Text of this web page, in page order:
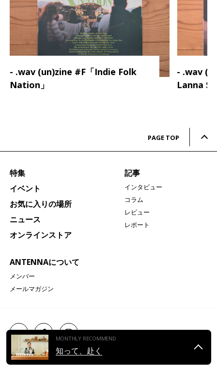
- .wav (un)zine #F「Indie Folk
Nation」
- .wav
Lanna
MONTHLY RECOMMEND
知って、赴く
PAGE TOP
特集
イベント
お気に入りの場所
ニュース
オンラインストア
ANTENNAについて
メンバー
メールマガジン
記事
インタビュー
コラム
レビュー
レポート
© ANTENNA All Right Reserved.